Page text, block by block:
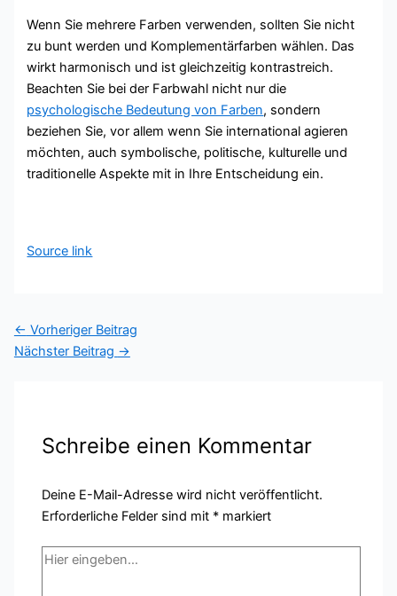
Wenn Sie mehrere Farben verwenden, sollten Sie nicht
zu bunt werden und Komplementärfarben wählen. Das
wirkt harmonisch und ist gleichzeitig kontrastreich.
Beachten Sie bei der Farbwahl nicht nur die
psychologische Bedeutung von Farben, sondern
beziehen Sie, vor allem wenn Sie international agieren
möchten, auch symbolische, politische, kulturelle und
traditionelle Aspekte mit in Ihre Entscheidung ein.
Source link
← Vorheriger Beitrag
Nächster Beitrag →
Schreibe einen Kommentar
Deine E-Mail-Adresse wird nicht veröffentlicht.
Erforderliche Felder sind mit * markiert
Hier